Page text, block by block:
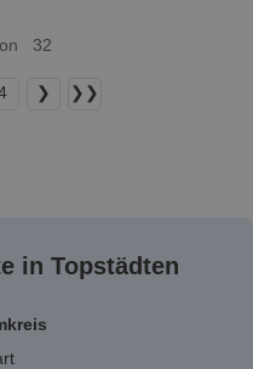
32
❯ ❯❯
in Topstädten